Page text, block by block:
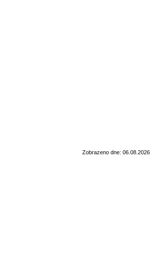
Zobrazeno dne: 06.08.2026